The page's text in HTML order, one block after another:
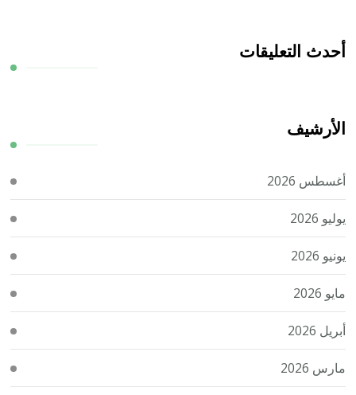
أحدث التعليقات
الأرشيف
أغسطس 2026
يوليو 2026
يونيو 2026
مايو 2026
أبريل 2026
مارس 2026